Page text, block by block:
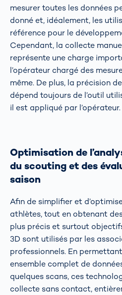
mesurer toutes les données
donné et, idéalement, les
référence pour le
Cependant, la collecte
représente une charge
l’opérateur chargé des
même. De plus, la précision
dépend toujours de l’outil
il est appliqué par l’opérateur.
Optimisation de
du scouting et des
saison
Afin de simplifier et
athlètes, tout en obtenant
plus précis et surtout
3D sont utilisés par les
professionnels. En
ensemble complet de
quelques scans, ces
collecte sans contact,